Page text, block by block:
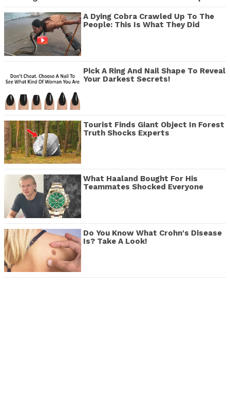
A Dying Cobra Crawled Up To The
People: This Is What They Did
Pick A Ring And Nail Shape To Reveal
Your Darkest Secrets!
Tourist Finds Giant Object In Forest
Truth Shocks Experts
What Haaland Bought For His
Teammates Shocked Everyone
Do You Know What Crohn's Disease
Is? Take A Look!